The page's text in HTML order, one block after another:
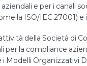
e per i canali
la ISO/IEC 27001) e
della Società di
per la compliance
Modelli Organizzativi